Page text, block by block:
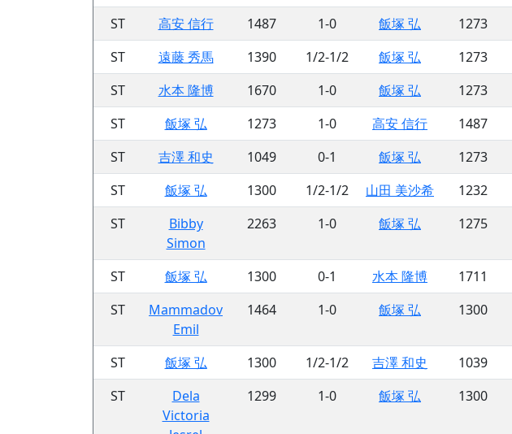
ST 高安 信行 1487 1-0 飯塚 弘 1273
ST
遠藤 秀馬 1390 1/2-1/2 飯塚 弘 1273
ST
水本 隆博 1670 1-0 飯塚 弘 1273
ST
飯塚 弘 1273 1-0 高安 信行 1487
ST
吉澤 和史 1049 0-1 飯塚 弘 1273
ST
飯塚 弘 1300 1/2-1/2 山田 美沙希 1232
ST
Bibby
Simon
2263 1-0 飯塚 弘 1275
ST 飯塚 弘 1300 0-1 水本 隆博 1711
ST
Mammadov
Emil
1464 1-0 飯塚 弘 1300
ST 飯塚 弘 1300 1/2-1/2 吉澤 和史 1039
ST
Dela
Victoria
1299 1-0 飯塚 弘 1300